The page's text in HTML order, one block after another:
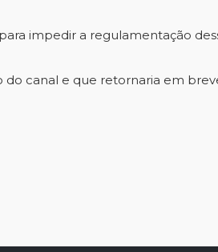
impedir a regulamentação
canal e que retornaria em